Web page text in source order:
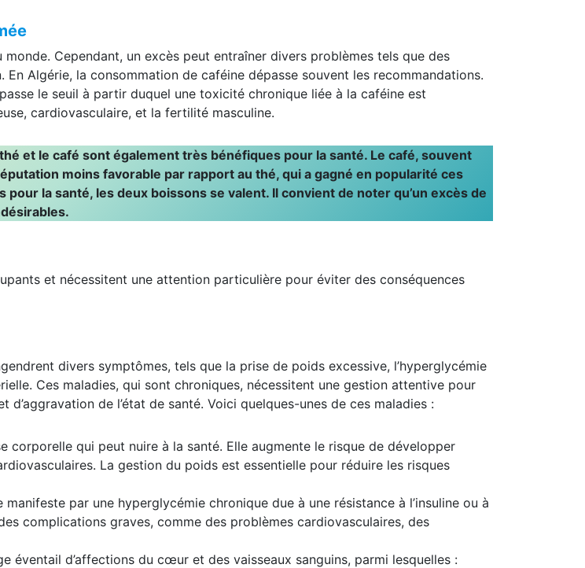
Cependant, un excès peut entraîner divers problèmes tels que des
Algérie, la consommation de caféine dépasse souvent les recommandations.
le seuil à partir duquel une toxicité chronique liée à la caféine est
cardiovasculaire, et la fertilité masculine.
et le café sont également très bénéfiques pour la santé. Le café, souvent
moins favorable par rapport au thé, qui a gagné en popularité ces
la santé, les deux boissons se valent. Il convient de noter qu’un excès de
et nécessitent une attention particulière pour éviter des conséquences
divers symptômes, tels que la prise de poids excessive, l’hyperglycémie
Ces maladies, qui sont chroniques, nécessitent une gestion attentive pour
de l’état de santé. Voici quelques-unes de ces maladies :
corporelle qui peut nuire à la santé. Elle augmente le risque de développer
La gestion du poids est essentielle pour réduire les risques
par une hyperglycémie chronique due à une résistance à l’insuline ou à
complications graves, comme des problèmes cardiovasculaires, des
éventail d’affections du cœur et des vaisseaux sanguins, parmi lesquelles :